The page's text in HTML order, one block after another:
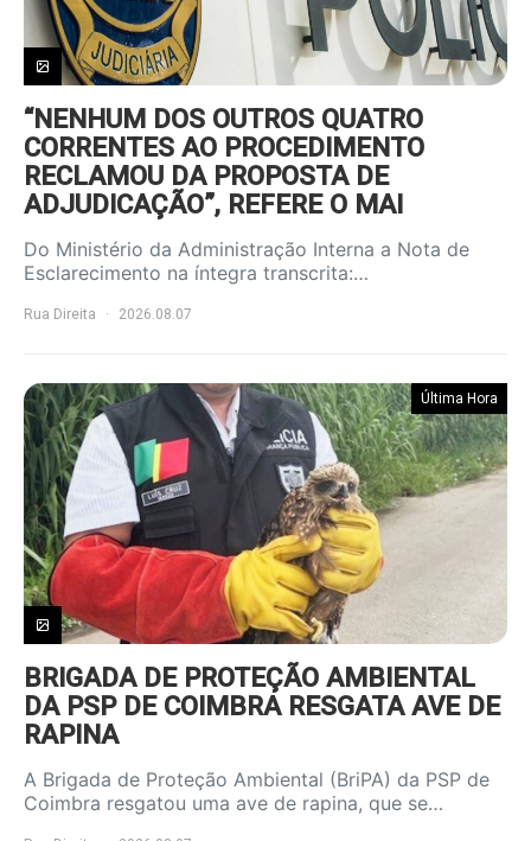
“NENHUM DOS OUTROS QUATRO
CORRENTES AO PROCEDIMENTO
RECLAMOU DA PROPOSTA DE
ADJUDICAÇÃO”, REFERE O MAI
Do Ministério da Administração Interna a Nota de
Esclarecimento na íntegra transcrita:…
Rua Direita 2026.08.07
Última Hora
BRIGADA DE PROTEÇÃO AMBIENTAL
DA PSP DE COIMBRA RESGATA AVE DE
RAPINA
A Brigada de Proteção Ambiental (BriPA) da PSP de
Coimbra resgatou uma ave de rapina, que se…